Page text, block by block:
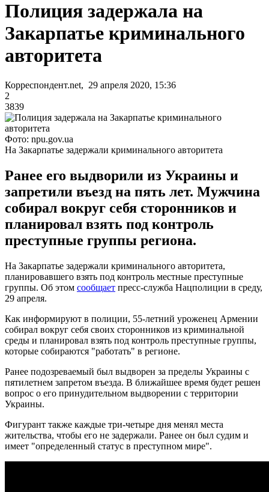
Полиция задержала на
Закарпатье криминального
авторитета
Корреспондент.net, 29 апреля 2020, 15:36
2
3839
Фото: npu.gov.ua
На Закарпатье задержали криминального авторитета
Ранее его выдворили из Украины и
запретили въезд на пять лет. Мужчина
собирал вокруг себя сторонников и
планировал взять под контроль
преступные группы региона.
На Закарпатье задержали криминального авторитета,
планировавшего взять под контроль местные преступные
группы. Об этом сообщает пресс-служба Нацполиции в среду,
29 апреля.
Как информируют в полиции, 55-летний уроженец Армении
собирал вокруг себя своих сторонников из криминальной
среды и планировал взять под контроль преступные группы,
которые собираются "работать" в регионе.
Ранее подозреваемый был выдворен за пределы Украины с
пятилетнем запретом въезда. В ближайшее время будет решен
вопрос о его принудительном выдворении с территории
Украины.
Фигурант также каждые три-четыре дня менял места
жительства, чтобы его не задержали. Ранее он был судим и
имеет "определенный статус в преступном мире".